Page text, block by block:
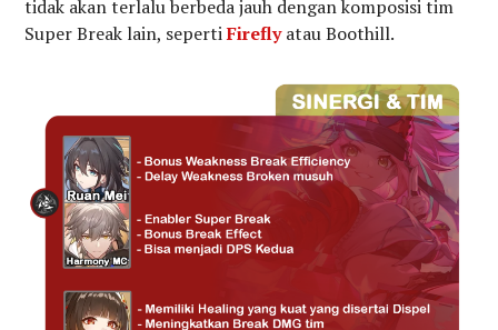
tidak akan terlalu berbeda jauh dengan komposisi tim
Super Break lain, sepertiFireflyatau Boothill.